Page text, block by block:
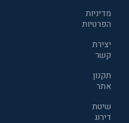
מדיניות
הפרטיות
יצירת
קשר
תקנון
אתר
שיטת
דירוג